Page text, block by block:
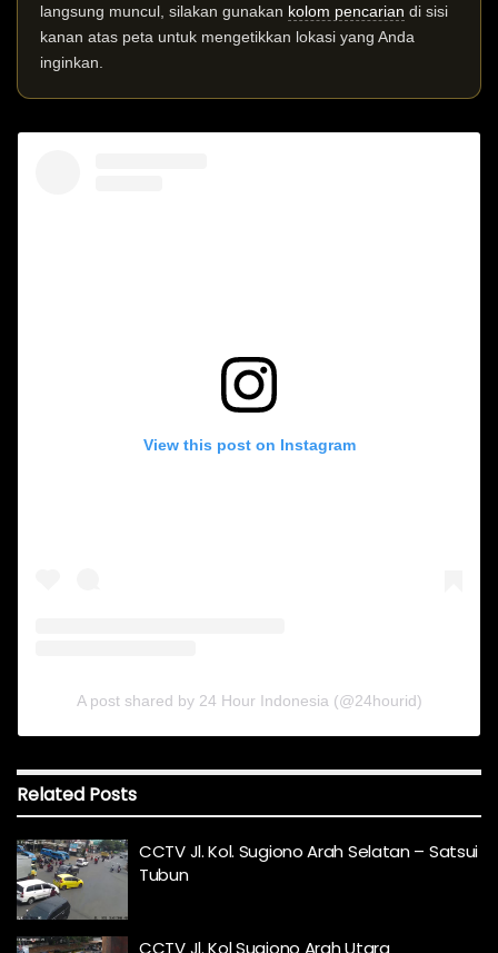
langsung muncul, silakan gunakan kolom pencarian di sisi
kanan atas peta untuk mengetikkan lokasi yang Anda
inginkan.
View this post on Instagram
A post shared by 24 Hour Indonesia (@24hourid)
Related Posts
CCTV Jl. Kol. Sugiono Arah Selatan – Satsui
Tubun
CCTV Jl. Kol Sugiono Arah Utara